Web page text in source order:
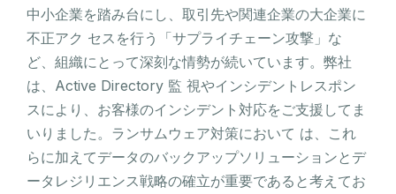
中小企業を踏み台にし、取引先や関連企業の大企業に
不正アク セスを行う「サプライチェーン攻撃」な
ど、組織にとって深刻な情勢が続いています。弊社
は、Active Directory 監 視やインシデントレスポン
スにより、お客様のインシデント対応をご支援してま
いりました。ランサムウェア対策において は、これ
らに加えてデータのバックアップソリューションとデ
ータレジリエンス戦略の確立が重要であると考えてお